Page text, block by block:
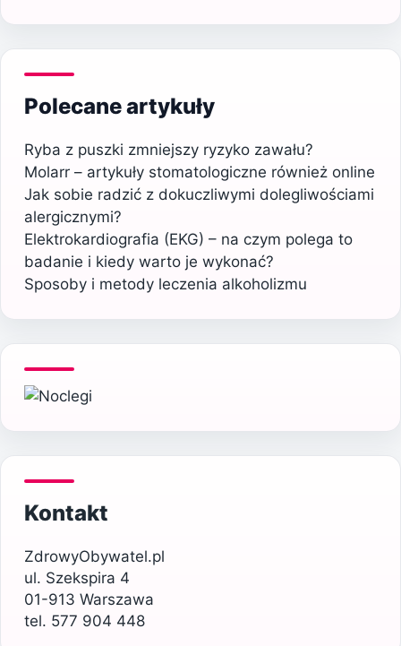
Polecane artykuły
Ryba z puszki zmniejszy ryzyko zawału?
Molarr – artykuły stomatologiczne również online
Jak sobie radzić z dokuczliwymi dolegliwościami
alergicznymi?
Elektrokardiografia (EKG) – na czym polega to
badanie i kiedy warto je wykonać?
Sposoby i metody leczenia alkoholizmu
Kontakt
ZdrowyObywatel.pl
ul. Szekspira 4
01-913 Warszawa
tel. 577 904 448